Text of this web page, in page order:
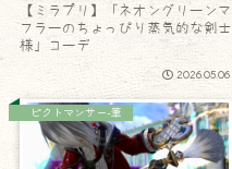
【ミラプリ】「ネオングリーンマ
フラーのちょっぴり蒸気的な剣士
様」コーデ
2026.05.06
ピクトマンサー-筆